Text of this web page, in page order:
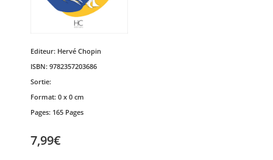
Editeur: Hervé Chopin
ISBN: 9782357203686
Sortie:
Format: 0 x 0 cm
Pages: 165 Pages
7,99€